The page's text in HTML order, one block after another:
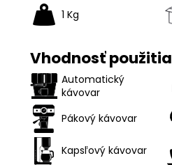
1 Kg
Vhodnosť použitia
Automatický
kávovar
Pákový kávovar
Kapsľový kávovar